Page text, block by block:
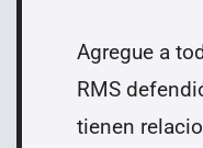
Agregue a
RMS
tienen